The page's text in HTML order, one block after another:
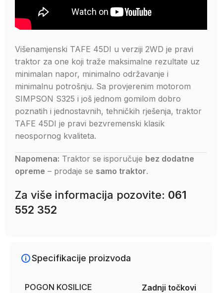
Višenamjenski TAFE 45DI u verziji 2WD je pravi
traktor za one koji traže maksimalne rezultate uz
minimalan napor, minimalno održavanje i
minimalnu potrošnju. Sa provjerenim motorom
SIMPSON S325 i još jednom gomilom dobro
poznatih i jednostavnih, tehničkih rješenja, traktor
TAFE 45DI je pravi bezvremenski klasik
neospornog kvaliteta.
Napomena: Traktor se isporučuje bez dodatne
opreme – prodaje se samo traktor.
Za više informacija pozovite: 061
552 352
Specifikacije proizvoda
POGON KOSILICE Zadnji točkovi